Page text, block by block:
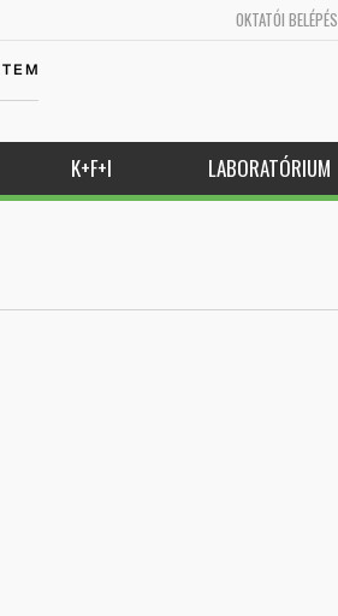
OKTATÓI BELÉPÉS
K+F+I LABORATÓRIUM